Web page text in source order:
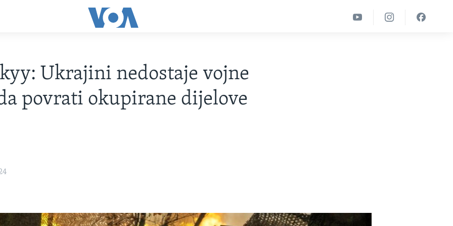
Ukrajini nedostaje vojne
povrati okupirane dijelove